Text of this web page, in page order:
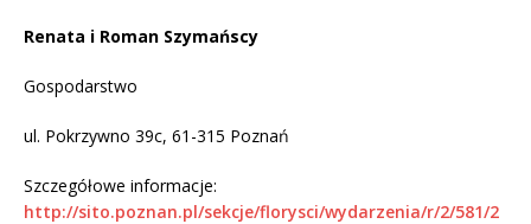
Renata i Roman Szymańscy
Gospodarstwo
ul. Pokrzywno 39c, 61-315 Poznań
Szczegółowe informacje:
http://sito.poznan.pl/sekcje/florysci/wydarzenia/r/2/581/2